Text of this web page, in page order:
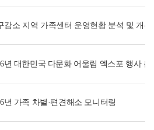
감소 지역 가족센터 운영현황 분석 및 개선
년 대한민국 다문화 어울림 엑스포 행사 운
년 가족 차별·편견해소 모니터링